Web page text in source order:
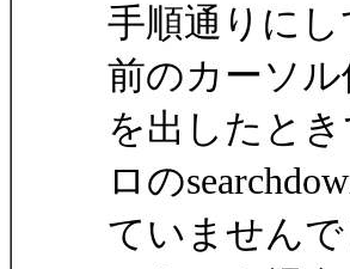
手順通りに
前のカーソ
を出したと
ロの
ていませんで